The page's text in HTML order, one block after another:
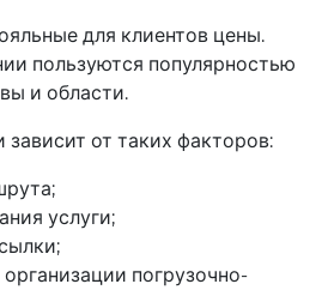
для клиентов цены.
пользуются популярностью
и области.
зависит от таких факторов:
услуги;
погрузочно-